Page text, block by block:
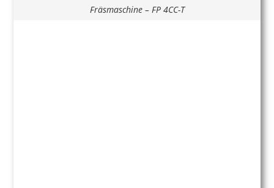
Fräsmaschine – FP 4CC-T